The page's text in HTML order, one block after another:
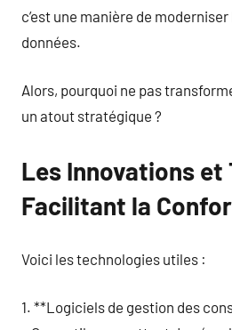
c’est une manière de
données.
Alors, pourquoi ne pas
un atout stratégique ?
Les Innovations et
Facilitant la
Voici les technologies utiles :
1. **Logiciels de gestion des